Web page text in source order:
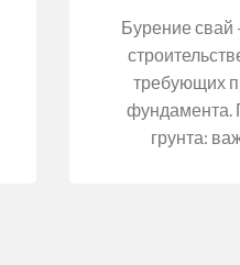
Бурение
требующих
фундамента.
грунта: